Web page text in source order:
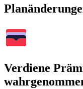
Verdiene